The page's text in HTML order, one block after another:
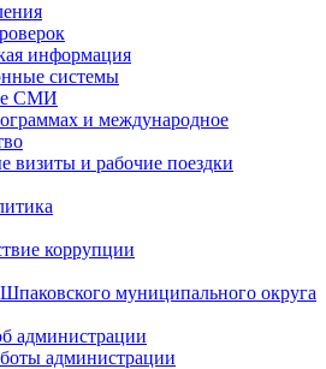
информация
системы
СМИ
и международное
визиты и рабочие поездки
коррупции
муниципального округа
администрации
администрации